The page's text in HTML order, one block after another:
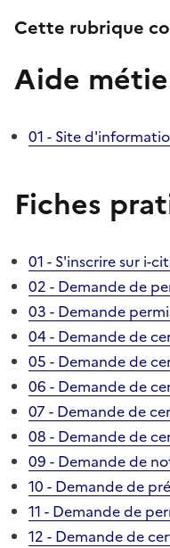
Cette rubrique
Aide
01 - Site
Fiches
01 - S'inscrire sur i-
02 - Demande de
03 - Demande
04 - Demande de
05 - Demande de
06 - Demande de
07 - Demande de
08 - Demande de
09 - Demande de
10 - Demande de
11 - Demande de
12 - Demande de